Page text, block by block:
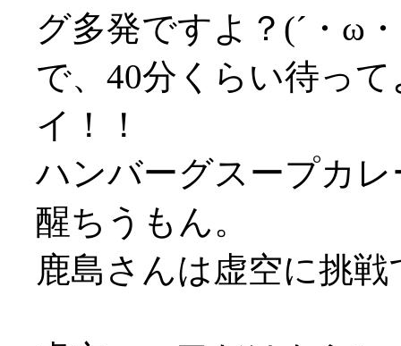
グ多発ですよ？(´・ω
で、40分くらい待っ
イ！！
ハンバーグスープカ
醒ちうもん。
鹿島さんは虚空に挑